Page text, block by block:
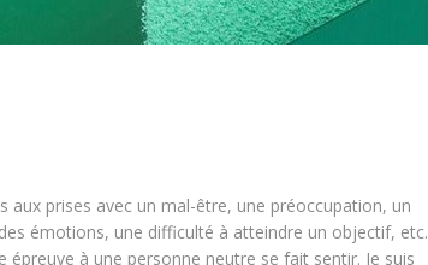
prises avec un mal-être, une préoccupation, un
émotions, une difficulté à atteindre un objectif, etc.
épreuve à une personne neutre se fait sentir. Je suis